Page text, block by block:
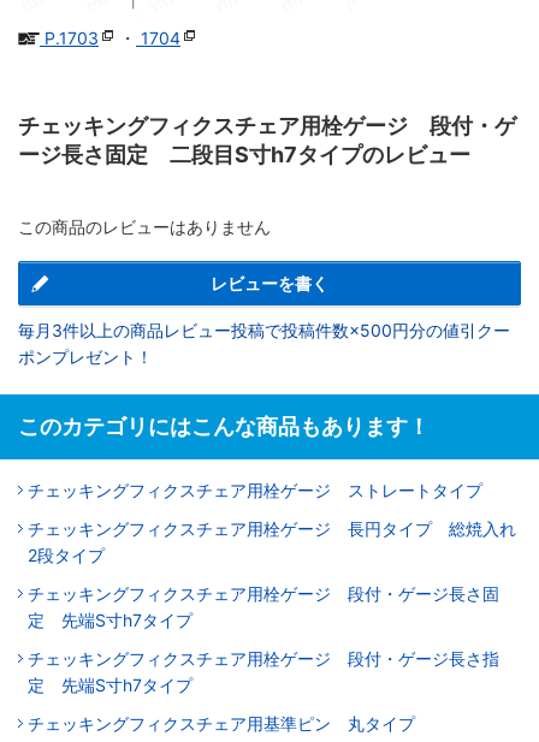
P.1703 ・ 1704
チェッキングフィクスチェア用栓ゲージ 段付・ゲ
ージ長さ固定 二段目S寸h7タイプのレビュー
この商品のレビューはありません
レビューを書く
毎月3件以上の商品レビュー投稿で投稿件数×500円分の値引クー
ポンプレゼント！
このカテゴリにはこんな商品もあります！
チェッキングフィクスチェア用栓ゲージ ストレートタイプ
チェッキングフィクスチェア用栓ゲージ 長円タイプ 総焼入れ
2段タイプ
チェッキングフィクスチェア用栓ゲージ 段付・ゲージ長さ固
定 先端S寸h7タイプ
チェッキングフィクスチェア用栓ゲージ 段付・ゲージ長さ指
定 先端S寸h7タイプ
チェッキングフィクスチェア用基準ピン 丸タイプ